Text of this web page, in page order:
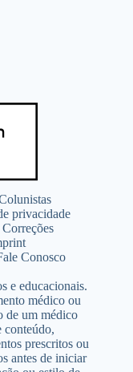
privacidade
Conosco
e educacionais.
médico ou
de um médico
conteúdo,
prescritos ou
antes de iniciar